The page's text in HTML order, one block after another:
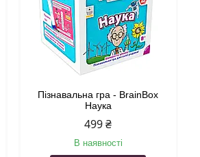
Пізнавальна гра - BrainBox
Наука
499 ₴
В наявності